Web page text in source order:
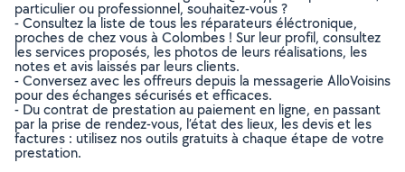
particulier ou professionnel, souhaitez-vous ?
- Consultez la liste de tous les réparateurs éléctronique,
proches de chez vous à Colombes ! Sur leur profil, consultez
les services proposés, les photos de leurs réalisations, les
notes et avis laissés par leurs clients.
- Conversez avec les offreurs depuis la messagerie AlloVoisins
pour des échanges sécurisés et efficaces.
- Du contrat de prestation au paiement en ligne, en passant
par la prise de rendez-vous, l’état des lieux, les devis et les
factures : utilisez nos outils gratuits à chaque étape de votre
prestation.